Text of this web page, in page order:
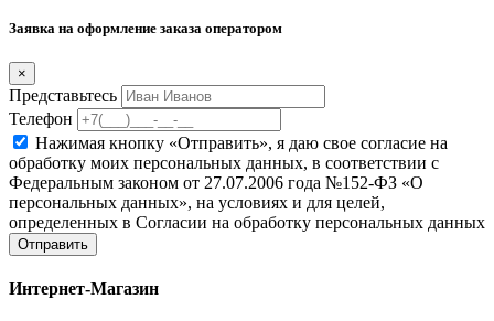
Заявка на оформление заказа оператором
×
Представьтесь
Телефон
Нажимая кнопку «Отправить», я даю свое согласие на
обработку моих персональных данных, в соответствии с
Федеральным законом от 27.07.2006 года №152-ФЗ «О
персональных данных», на условиях и для целей,
определенных в Согласии на обработку персональных данных
Отправить
Интернет-Магазин